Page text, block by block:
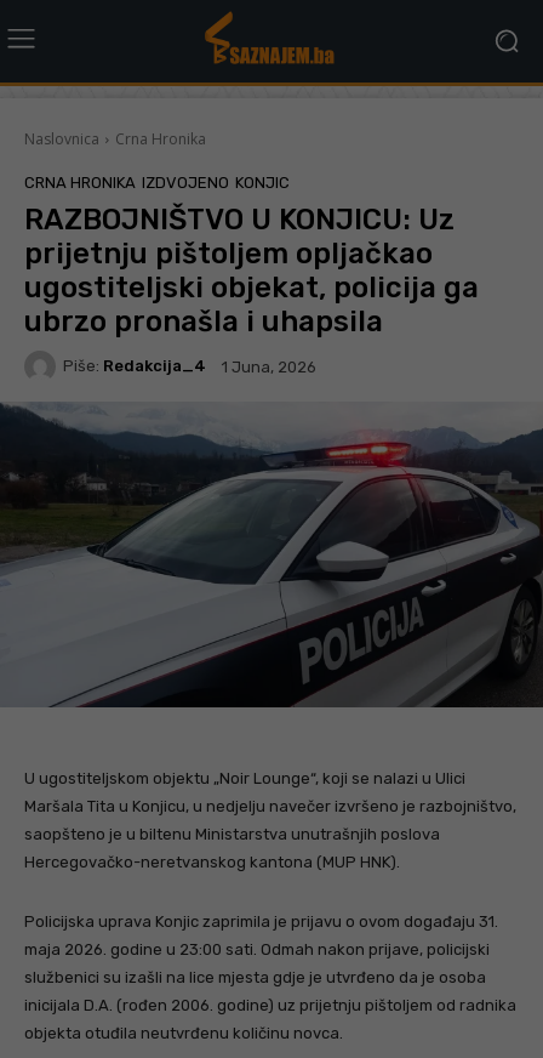
Naslovnica Crna Hronika
CRNA HRONIKA IZDVOJENO KONJIC
RAZBOJNIŠTVO U KONJICU: Uz
prijetnju pištoljem opljačkao
ugostiteljski objekat, policija ga
ubrzo pronašla i uhapsila
Piše: Redakcija_4 1 Juna, 2026
U ugostiteljskom objektu „Noir Lounge“, koji se nalazi u Ulici
Maršala Tita u Konjicu, u nedjelju navečer izvršeno je razbojništvo,
saopšteno je u biltenu Ministarstva unutrašnjih poslova
Hercegovačko-neretvanskog kantona (MUP HNK).
Policijska uprava Konjic zaprimila je prijavu o ovom događaju 31.
maja 2026. godine u 23:00 sati. Odmah nakon prijave, policijski
službenici su izašli na lice mjesta gdje je utvrđeno da je osoba
inicijala D.A. (rođen 2006. godine) uz prijetnju pištoljem od radnika
objekta otuđila neutvrđenu količinu novca.